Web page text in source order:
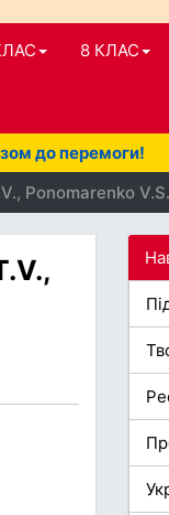
8 КЛАС
до перемоги!
Ponomarenko